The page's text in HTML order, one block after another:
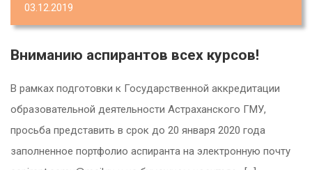
03.12.2019
Вниманию аспирантов всех курсов!
В рамках подготовки к Государственной аккредитации
образовательной деятельности Астраханского ГМУ,
просьба представить в срок до 20 января 2020 года
заполненное портфолио аспиранта на электронную почту